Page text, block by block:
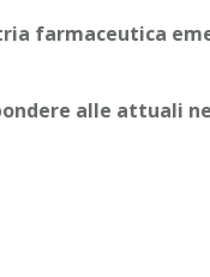
farmaceutica
alle attuali